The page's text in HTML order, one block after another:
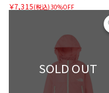
￥7,315(税込)30%OFF
SOLD OUT